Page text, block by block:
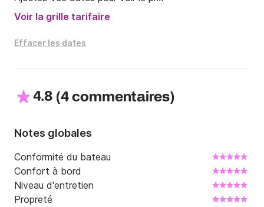
Voir la grille tarifaire
Effacer les dates
4.8 (4 commentaires)
Notes globales
Conformité du bateau
Confort à bord
Niveau d'entretien
Propreté